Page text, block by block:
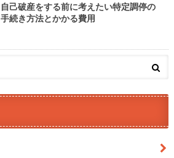
自己破産をする前に考えたい特定調停の
手続き方法とかかる費用